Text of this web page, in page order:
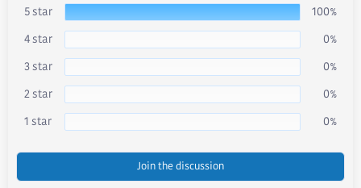
0
0
s
a
r
5 star
100%
4 star
0%
3 star
0%
2 star
0%
1 star
0%
Join the discussion